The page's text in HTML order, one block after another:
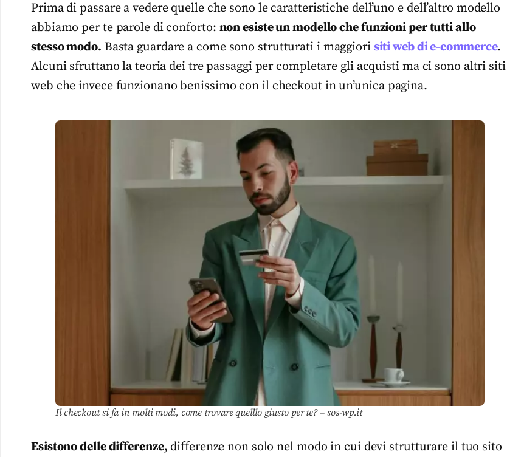
Prima di passare a vedere quelle che sono le caratteristiche dell’uno e dell’altro modello
abbiamo per te parole di conforto: non esiste un modello che funzioni per tutti allo
stesso modo. Basta guardare a come sono strutturati i maggiori siti web di e-commerce.
Alcuni sfruttano la teoria dei tre passaggi per completare gli acquisti ma ci sono altri siti
web che invece funzionano benissimo con il checkout in un’unica pagina.
Il checkout si fa in molti modi, come trovare quelllo giusto per te? – sos-wp.it
Esistono delle differenze, differenze non solo nel modo in cui devi strutturare il tuo sito